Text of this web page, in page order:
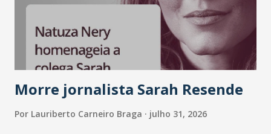
Morre jornalista Sarah Resende
Por Lauriberto Carneiro Braga julho 31, 2026